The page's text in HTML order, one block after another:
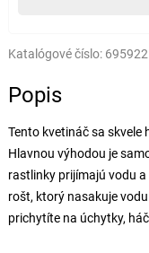
Katalógové číslo: 695922
Popis
Tento kvetináč sa skvele
Hlavnou výhodou je
rastlinky prijímajú vodu
rošt, ktorý nasakuje
prichytíte na úchytky,